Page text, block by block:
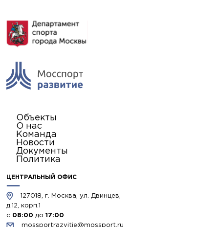
Объекты
О нас
Команда
Новости
Документы
Политика
ЦЕНТРАЛЬНЫЙ ОФИС
127018, г. Москва, ул. Двинцев,
д.12, корп.1
с 08:00 до17:00
mossportrazvitie@mossport.ru